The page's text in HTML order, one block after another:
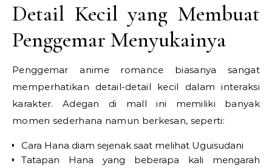
Detail Kecil yang Membuat
Penggemar Menyukainya
Penggemar anime romance biasanya sangat
memperhatikan detail-detail kecil dalam interaksi
karakter. Adegan di mall ini memiliki banyak
momen sederhana namun berkesan, seperti:
Cara Hana diam sejenak saat melihat Uguisudani
Tatapan Hana yang beberapa kali mengarah